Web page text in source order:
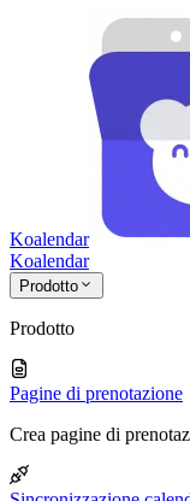
Koalendar
Koalendar
Prodotto
Prodotto
Pagine di prenotazione
Crea pagine di